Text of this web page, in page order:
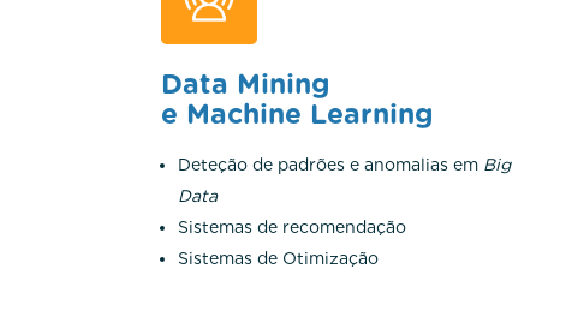
Data Mining
e Machine Learning
Deteção de padrões e anomalias em Big
Data
Sistemas de recomendação
Sistemas de Otimização